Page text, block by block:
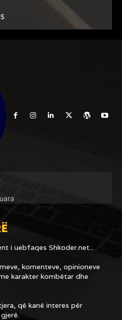
i uebfaqes Shkoder.net...
komenteve, opinioneve
karakter kombëtar dhe
që kanë interes për